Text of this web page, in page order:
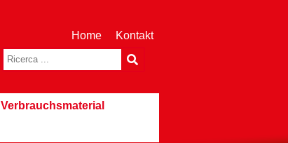
Home
Kontakt
Verbrauchsmaterial